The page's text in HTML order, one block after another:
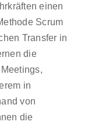
einen
Scrum
Transfer in
die
in
von
die